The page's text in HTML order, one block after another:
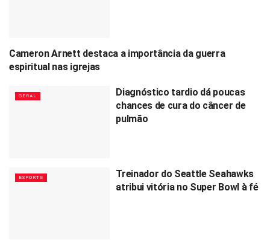
MUNDO GOSPEL
Cameron Arnett destaca a importância da guerra
espiritual nas igrejas
GERAL
Diagnóstico tardio dá poucas
chances de cura do câncer de
pulmão
ESPORTE
Treinador do Seattle Seahawks
atribui vitória no Super Bowl à fé